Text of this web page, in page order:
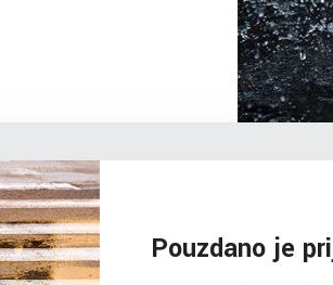
Pouzdano je